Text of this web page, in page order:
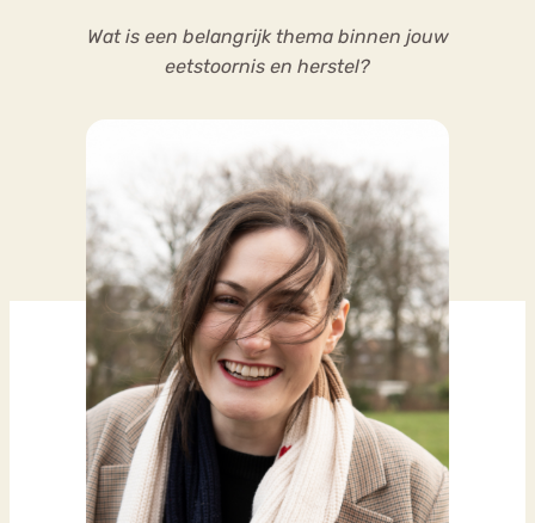
Wat is een belangrijk thema binnen jouw
eetstoornis en herstel?